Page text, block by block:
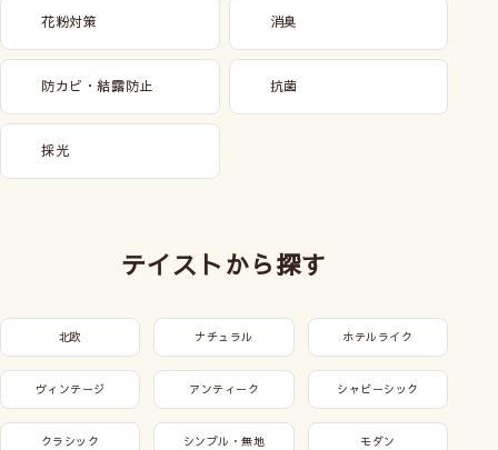
花粉対策 消臭
防カビ・結露防止 抗菌
採光
テイストから探す
北欧 ナチュラル ホテルライク
ヴィンテージ アンティーク シャビーシック
クラシック シンプル・無地 モダン